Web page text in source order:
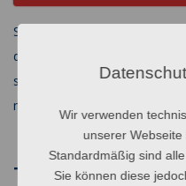
Strafrechtliche Ermittlungen
die Enge, so dass dieser zu
schaden Sie sich mit
mehr!
Wir verwenden
unserer Webseite
Standardmäßig sind
Sie können diese